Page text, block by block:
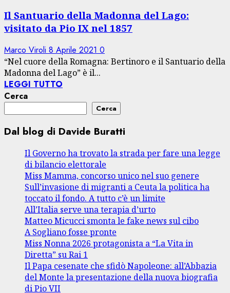
Il Santuario della Madonna del Lago:
visitato da Pio IX nel 1857
Marco Viroli 8 Aprile 2021 0
“Nel cuore della Romagna: Bertinoro e il Santuario della
Madonna del Lago” è il...
LEGGI TUTTO
Cerca
Cerca
Dal blog di Davide Buratti
Il Governo ha trovato la strada per fare una legge
di bilancio elettorale
Miss Mamma, concorso unico nel suo genere
Sull’invasione di migranti a Ceuta la politica ha
toccato il fondo. A tutto c’è un limite
All’Italia serve una terapia d’urto
Matteo Micucci smonta le fake news sul cibo
A Sogliano fosse pronte
Miss Nonna 2026 protagonista a “La Vita in
Diretta” su Rai 1
Il Papa cesenate che sfidò Napoleone: all’Abbazia
del Monte la presentazione della nuova biografia
di Pio VII